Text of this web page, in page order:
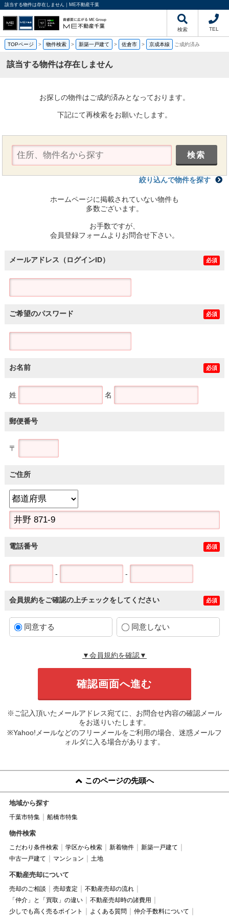
該当する物件は存在しません｜ME不動産千葉
検索 TEL
TOPページ > 物件検索 > 新築一戸建て > 佐倉市 > 京成本線 ご成約済み
該当する物件は存在しません
お探しの物件はご成約済みとなっております。
下記にて再検索をお願いたします。
絞り込んで物件を探す
ホームページに掲載されていない物件も
多数ございます。
お手数ですが、
会員登録フォームよりお問合せ下さい。
メールアドレス（ログインID） 必須
ご希望のパスワード 必須
お名前 必須
姓 名
郵便番号
〒
ご住所
電話番号 必須
- -
会員規約をご確認の上チェックをしてください 必須
同意する 同意しない
▼会員規約を確認▼
※ご記入頂いたメールアドレス宛てに、お問合せ内容の確認メール
をお送りいたします。
※Yahoo!メールなどのフリーメールをご利用の場合、迷惑メールフ
ォルダに入る場合があります。
このページの先頭へ
地域から探す
千葉市特集 船橋市特集
物件検索
こだわり条件検索 学区から検索 新着物件
新築一戸建て
中古一戸建て
マンション 土地
不動産売却について
売却のご相談 売却査定
不動産売却の流れ
「仲介」と「買取」の違い
不動産売却時の諸費用
少しでも高く売るポイント
よくある質問
仲介手数料について